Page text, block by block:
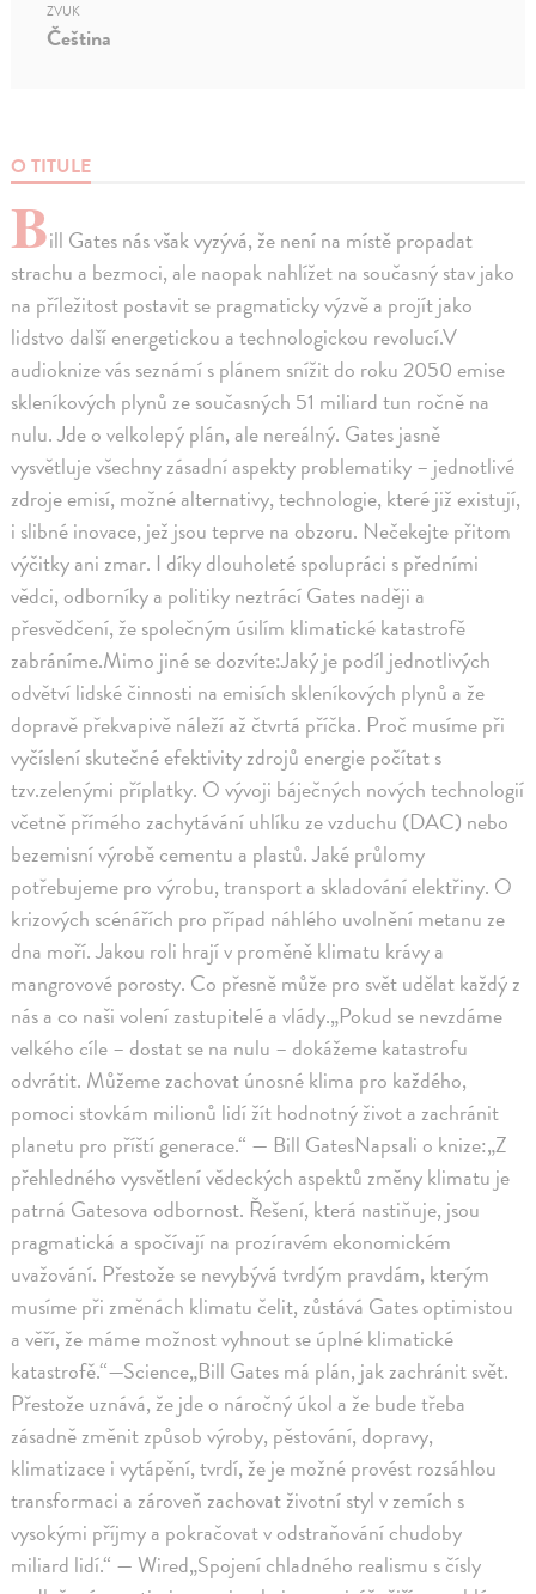
O TITULE
Bill Gates nás však vyzývá, že není na místě propadat
strachu a bezmoci, ale naopak nahlížet na současný stav jako
na příležitost postavit se pragmaticky výzvě a projít jako
lidstvo další energetickou a technologickou revolucí.V
audioknize vás seznámí s plánem snížit do roku 2050 emise
skleníkových plynů ze současných 51 miliard tun ročně na
nulu. Jde o velkolepý plán, ale nereálný. Gates jasně
vysvětluje všechny zásadní aspekty problematiky – jednotlivé
zdroje emisí, možné alternativy, technologie, které již existují,
i slibné inovace, jež jsou teprve na obzoru. Nečekejte přitom
výčitky ani zmar. I díky dlouholeté spolupráci s předními
vědci, odborníky a politiky neztrácí Gates naději a
přesvědčení, že společným úsilím klimatické katastrofě
zabráníme.Mimo jiné se dozvíte:Jaký je podíl jednotlivých
odvětví lidské činnosti na emisích skleníkových plynů a že
dopravě překvapivě náleží až čtvrtá příčka. Proč musíme při
vyčíslení skutečné efektivity zdrojů energie počítat s
tzv.zelenými příplatky. O vývoji báječných nových technologií
včetně přímého zachytávání uhlíku ze vzduchu (DAC) nebo
bezemisní výrobě cementu a plastů. Jaké průlomy
potřebujeme pro výrobu, transport a skladování elektřiny. O
krizových scénářích pro případ náhlého uvolnění metanu ze
dna moří. Jakou roli hrají v proměně klimatu krávy a
mangrovové porosty. Co přesně může pro svět udělat každý z
nás a co naši volení zastupitelé a vlády.„Pokud se nevzdáme
velkého cíle – dostat se na nulu – dokážeme katastrofu
odvrátit. Můžeme zachovat únosné klima pro každého,
pomoci stovkám milionů lidí žít hodnotný život a zachránit
planetu pro příští generace.“ — Bill GatesNapsali o knize:„Z
přehledného vysvětlení vědeckých aspektů změny klimatu je
patrná Gatesova odbornost. Řešení, která nastiňuje, jsou
pragmatická a spočívají na prozíravém ekonomickém
uvažování. Přestože se nevybývá tvrdým pravdám, kterým
musíme při změnách klimatu čelit, zůstává Gates optimistou
a věří, že máme možnost vyhnout se úplné klimatické
katastrofě.“—Science„Bill Gates má plán, jak zachránit svět.
Přestože uznává, že jde o náročný úkol a že bude třeba
zásadně změnit způsob výroby, pěstování, dopravy,
klimatizace i vytápění, tvrdí, že je možné provést rozsáhlou
transformaci a zároveň zachovat životní styl v zemích s
vysokými příjmy a pokračovat v odstraňování chudoby
miliard lidí.“ — Wired„Spojení chladného realismu s čísly
ZVUK
Čeština